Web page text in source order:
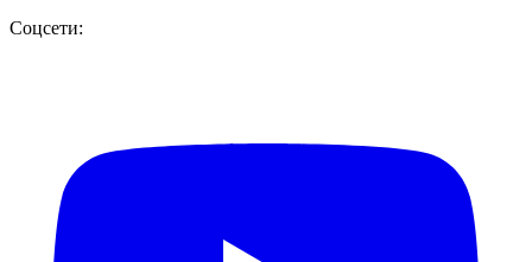
Соцсети: